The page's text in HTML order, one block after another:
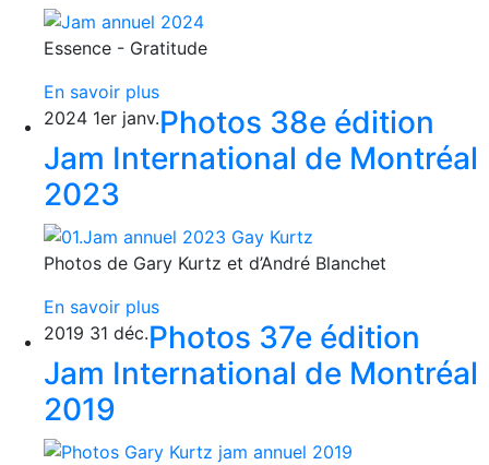
Essence - Gratitude
En savoir plus
2024 1er janv.Photos 38e édition
Jam International de Montréal
2023
Photos de Gary Kurtz et d’André Blanchet
En savoir plus
2019 31 déc.Photos 37e édition
Jam International de Montréal
2019